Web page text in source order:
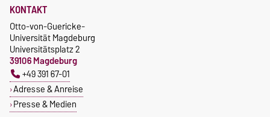
KONTAKT
Otto-von-Guericke-
Universität Magdeburg
Universitätsplatz 2
39106 Magdeburg
+49 391 67-01
Adresse & Anreise
Presse & Medien